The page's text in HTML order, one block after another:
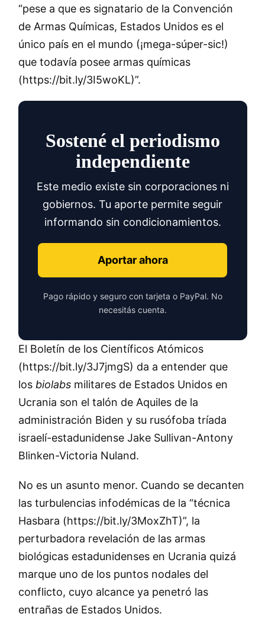
“pese a que es signatario de la Convención
de Armas Químicas, Estados Unidos es el
único país en el mundo (¡mega-súper-sic!)
que todavía posee armas químicas
(https://bit.ly/3I5woKL)”.
Sostené el periodismo
independiente
Este medio existe sin corporaciones ni
gobiernos. Tu aporte permite seguir
informando sin condicionamientos.
Aportar ahora
Pago rápido y seguro con tarjeta o PayPal. No
necesitás cuenta.
El Boletín de los Científicos Atómicos
(https://bit.ly/3J7jmgS) da a entender que
los biolabsmilitares de Estados Unidos en
Ucrania son el talón de Aquiles de la
administración Biden y su rusófoba tríada
israelí-estadunidense Jake Sullivan-Antony
Blinken-Victoria Nuland.
No es un asunto menor. Cuando se decanten
las turbulencias infodémicas de la “técnica
Hasbara (https://bit.ly/3MoxZhT)”, la
perturbadora revelación de las armas
biológicas estadunidenses en Ucrania quizá
marque uno de los puntos nodales del
conflicto, cuyo alcance ya penetró las
entrañas de Estados Unidos.